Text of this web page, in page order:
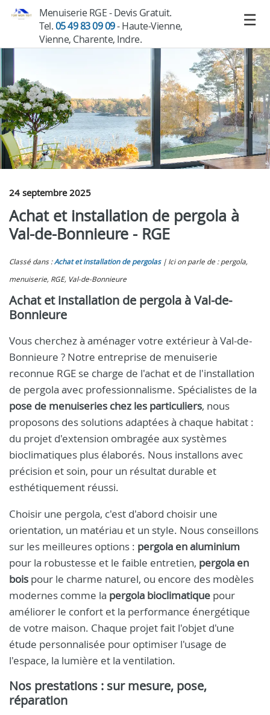
Menuiserie RGE - Devis Gratuit.
Tel.05 49 83 09 09- Haute-Vienne,
Vienne, Charente, Indre.
24 septembre 2025
Achat et installation de pergola à
Val-de-Bonnieure - RGE
Classé dans :Achat et installation de pergolas
Ici on parle de : pergola,
menuiserie, RGE, Val-de-Bonnieure
Achat et installation de pergola à Val-de-
Bonnieure
Vous cherchez à aménager votre extérieur à Val-de-
Bonnieure ? Notre entreprise de menuiserie
reconnue RGE se charge de l'achat et de l'installation
de pergola avec professionnalisme. Spécialistes de la
pose de menuiseries chez les particuliers, nous
proposons des solutions adaptées à chaque habitat :
du projet d'extension ombragée aux systèmes
bioclimatiques plus élaborés. Nous installons avec
précision et soin, pour un résultat durable et
esthétiquement réussi.
Choisir une pergola, c'est d'abord choisir une
orientation, un matériau et un style. Nous conseillons
sur les meilleures options : pergola en aluminium
pour la robustesse et le faible entretien, pergola en
bois pour le charme naturel, ou encore des modèles
modernes comme la pergola bioclimatique pour
améliorer le confort et la performance énergétique
de votre maison. Chaque projet fait l'objet d'une
étude personnalisée pour optimiser l'usage de
l'espace, la lumière et la ventilation.
Nos prestations : sur mesure, pose,
réparation